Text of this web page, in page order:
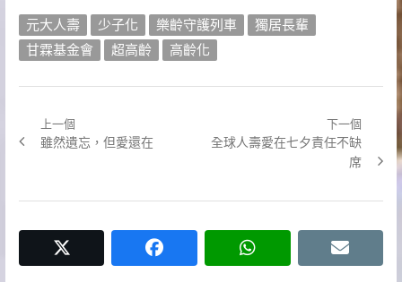
元大人壽 少子化 樂齡守護列車
獨居長輩
甘霖基金會
超高齡 高齡化
導
覽
上一個
Previous
雖然遺忘，但愛還在
下一個
Next
全球人壽愛在七夕責任不缺
席
facebook whatsapp email